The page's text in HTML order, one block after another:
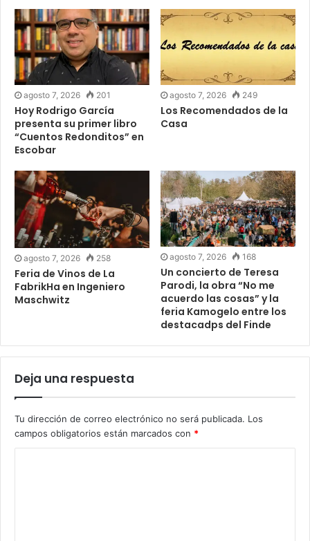
agosto 7, 2026 201
Hoy Rodrigo García
presenta su primer libro
“Cuentos Redonditos” en
Escobar
agosto 7, 2026 249
Los Recomendados de la
Casa
agosto 7, 2026 258
Feria de Vinos de La
FabrikHa en Ingeniero
Maschwitz
agosto 7, 2026 168
Un concierto de Teresa
Parodi, la obra “No me
acuerdo las cosas” y la
feria Kamogelo entre los
destacadps del Finde
Deja una respuesta
Tu dirección de correo electrónico no será publicada. Los
campos obligatorios están marcados con *